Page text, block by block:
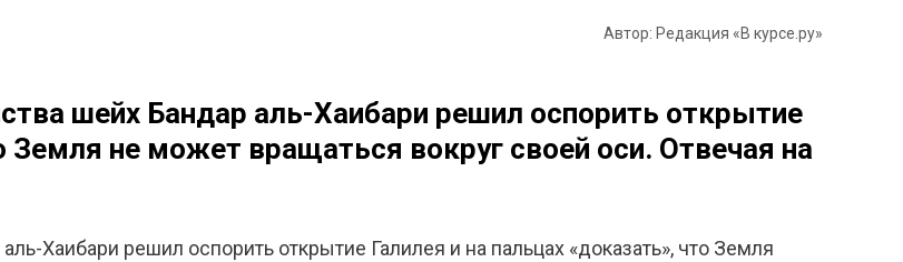
Автор: Редакция «В курсе.ру»
шейх Бандар аль-Хаибари решил оспорить открытие
Земля не может вращаться вокруг своей оси. Отвечая на
Хаибари решил оспорить открытие Галилея и на пальцах «доказать», что Земля